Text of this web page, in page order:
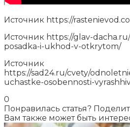
Источник https://
Источник https://glav-
posadka-i-ukhod-v-otkrytom/
Источник
https://sad24.ru/cvety/
uchastke-osobennosti-
0
Понравилась статья?
Вам также может быть